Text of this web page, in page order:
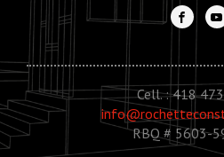
Cell. : 418
RBQ # 5603-